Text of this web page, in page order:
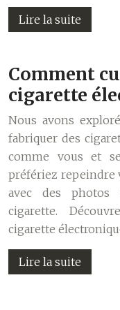
Lire la suite
Comment
cigarette
Nous avons
fabriquer des
comme vous et
préfériez repeindre
avec des
cigarette.
cigarette
Lire la suite